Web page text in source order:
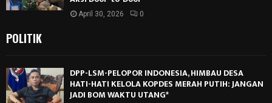
April 30, 2026 0
POLITIK
DPP-LSM-PELOPOR INDONESIA, HIMBAU DESA
HATI-HATI KELOLA KOPDES MERAH PUTIH: JANGAN
JADI BOM WAKTU UTANG*